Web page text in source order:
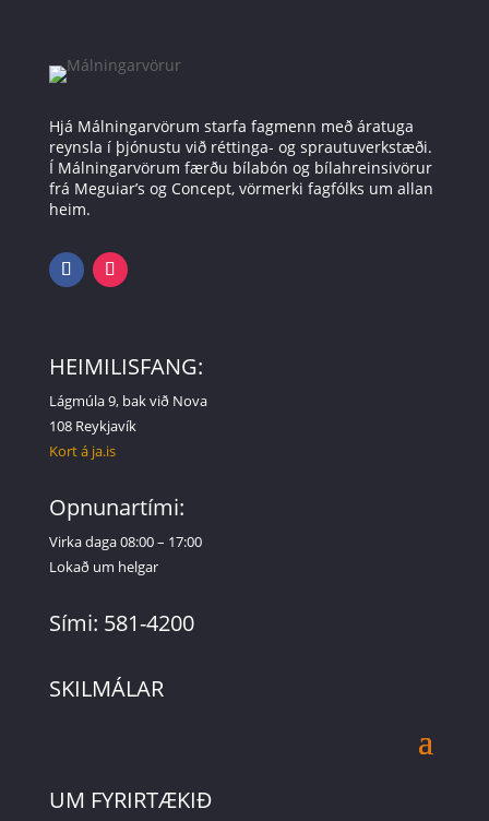
Hjá Málningarvörum starfa fagmenn með áratuga
reynsla í þjónustu við réttinga- og sprautuverkstæði.
Í Málningarvörum færðu bílabón og bílahreinsivörur
frá Meguiar’s og Concept, vörmerki fagfólks um allan
heim.
HEIMILISFANG:
Lágmúla 9, bak við Nova
108 Reykjavík
Kort á ja.is
Opnunartími:
Virka daga 08:00 – 17:00
Lokað um helgar
Sími: 581-4200
SKILMÁLAR
UM FYRIRTÆKIÐ